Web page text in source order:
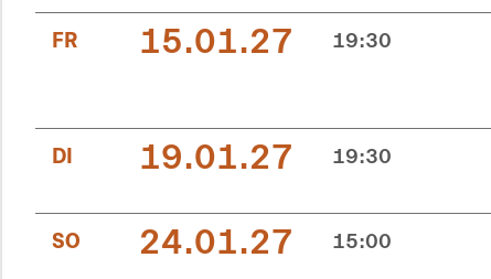
FR 15.01.27 19:30
DI 19.01.27 19:30
SO 24.01.27 15:00